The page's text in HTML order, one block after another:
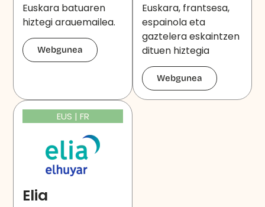
Euskara batuaren
hiztegi arauemailea.
Webgunea
Euskara, frantsesa,
espainola eta
gaztelera eskaintzen
dituen hiztegia
Webgunea
EUS | FR
Elia